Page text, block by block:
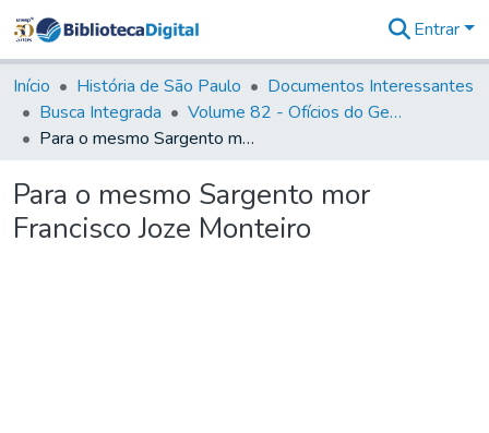
&
Coleções
Tudo na
Biblioteca
Estatísticas
Entrar
Início História de São Paulo
Documentos Interessantes
Busca Integrada
Volume 82 - Ofícios do General Martim Lopes Lobo de Saldanha (Governador da Capitania): 1779- 1780
Para o mesmo Sargento mor Francisco Joze Monteiro
Para o mesmo Sargento mor
Francisco Joze Monteiro